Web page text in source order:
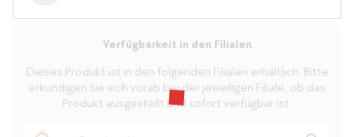
Verfügbarkeit in den Filialen
Dieses Produkt ist in den folgenden Filialen erhältlich. Bitte
erkundigen Sie sich vorab bei der jeweiligen Filiale, ob das
Produkt ausgestellt und sofort verfügbar ist.